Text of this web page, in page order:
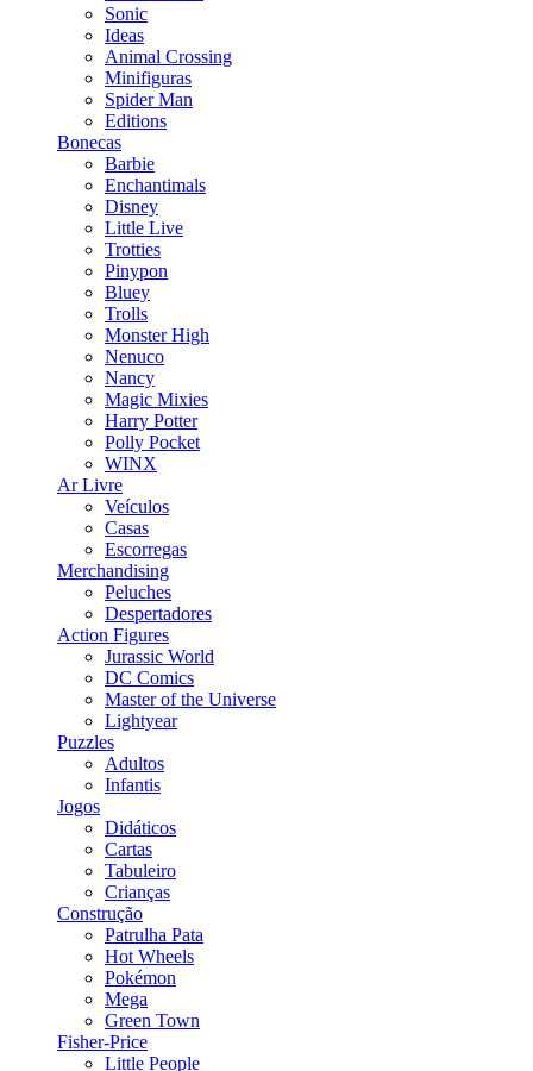
Sonic
Ideas
Animal Crossing
Minifiguras
Spider Man
Editions
Bonecas
Barbie
Enchantimals
Disney
Little Live
Trotties
Pinypon
Bluey
Trolls
Monster High
Nenuco
Nancy
Magic Mixies
Harry Potter
Polly Pocket
WINX
Ar Livre
Veículos
Casas
Escorregas
Merchandising
Peluches
Despertadores
Action Figures
Jurassic World
DC Comics
Master of the Universe
Lightyear
Puzzles
Adultos
Infantis
Jogos
Didáticos
Cartas
Tabuleiro
Crianças
Construção
Patrulha Pata
Hot Wheels
Pokémon
Mega
Green Town
Fisher-Price
Little People